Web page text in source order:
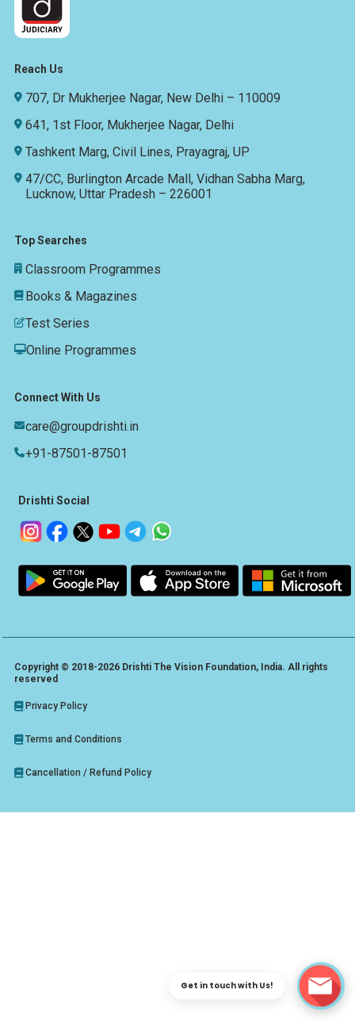
Reach Us
707, Dr Mukherjee Nagar, New Delhi – 110009
641, 1st Floor, Mukherjee Nagar, Delhi
Tashkent Marg, Civil Lines, Prayagraj, UP
47/CC, Burlington Arcade Mall, Vidhan Sabha Marg,
Lucknow, Uttar Pradesh – 226001
Top Searches
Classroom Programmes
Books & Magazines
Test Series
Online Programmes
Connect With Us
care@groupdrishti.in
+91-87501-87501
Drishti Social
Copyright © 2018-2026 Drishti The Vision Foundation, India. All rights
reserved
Privacy Policy
Terms and Conditions
Cancellation / Refund Policy
Get in touch with Us!